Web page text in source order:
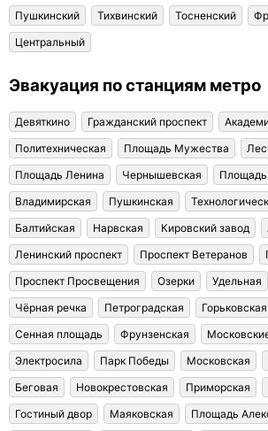
Пушкинский
Тихвинский Тосненский
Центральный
Эвакуация по станциям метро
Девяткино Гражданский проспект
Политехническая
Площадь Мужества
Площадь Ленина
Чернышевская
Площадь
Владимирская
Пушкинская
Балтийская
Нарвская Кировский завод
Ленинский проспект
Проспект Ветеранов
Проспект Просвещения
Озерки Удельная
Чёрная речка
Петроградская Горьковская
Сенная площадь
Фрунзенская
Электросила
Парк Победы Московская
Беговая
Новокрестовская Приморская
Гостиный двор
Маяковская
Площадь